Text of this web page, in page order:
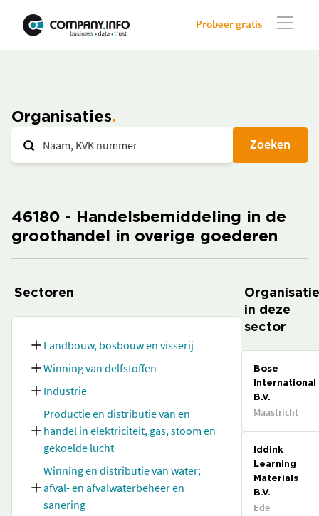
Probeer gratis
Organisaties
Zoeken
46180 - Handelsbemiddeling in de
groothandel in overige goederen
Sectoren
Landbouw, bosbouw en visserij
Winning van delfstoffen
Industrie
Productie en distributie van en
handel in elektriciteit, gas, stoom en
gekoelde lucht
Winning en distributie van water;
afval- en afvalwaterbeheer en
sanering
in deze
sector
Bose
International
B.V.
Maastricht
Iddink
Learning
Materials
B.V.
Ede